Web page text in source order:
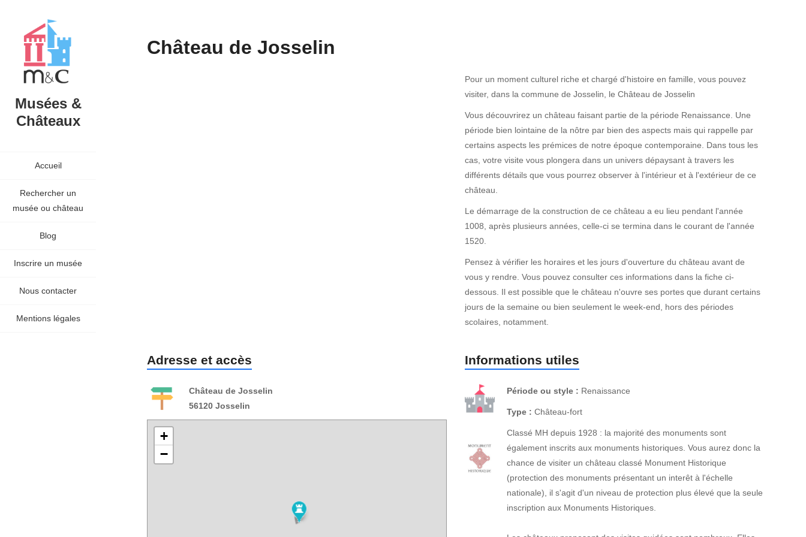
Musées &
Châteaux
Accueil
Rechercher un
musée ou château
Blog
Inscrire un musée
Nous contacter
Mentions légales
Château de Josselin
Pour un moment culturel riche et chargé d'histoire en famille, vous pouvez
visiter, dans la commune de Josselin, le Château de Josselin
Vous découvrirez un château faisant partie de la période Renaissance. Une
période bien lointaine de la nôtre par bien des aspects mais qui rappelle par
certains aspects les prémices de notre époque contemporaine. Dans tous les
cas, votre visite vous plongera dans un univers dépaysant à travers les
différents détails que vous pourrez observer à l'intérieur et à l'extérieur de ce
château.
Le démarrage de la construction de ce château a eu lieu pendant l'année
1008, après plusieurs années, celle-ci se termina dans le courant de l'année
1520.
Pensez à vérifier les horaires et les jours d'ouverture du château avant de
vous y rendre. Vous pouvez consulter ces informations dans la fiche ci-
dessous. Il est possible que le château n'ouvre ses portes que durant certains
jours de la semaine ou bien seulement le week-end, hors des périodes
scolaires, notamment.
Adresse et accès
Château de Josselin
56120 Josselin
+
−
Informations utiles
Période ou style : Renaissance
Type : Château-fort
Classé MH depuis 1928 : la majorité des monuments sont
également inscrits aux monuments historiques. Vous aurez donc la
chance de visiter un château classé Monument Historique
(protection des monuments présentant un interêt à l'échelle
nationale), il s'agit d'un niveau de protection plus élevé que la seule
inscription aux Monuments Historiques.